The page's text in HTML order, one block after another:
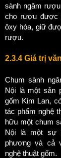
sành ngâm
cho rượu được
ôxy hóa, giữ
rượu.
2.3.4 Giá trị
Chum sành
Nội là một sản
gốm Kim Lan,
tác phẩm nghệ
hữu một chum
Nội là một sự
phương và cả
nghệ thuật gốm.